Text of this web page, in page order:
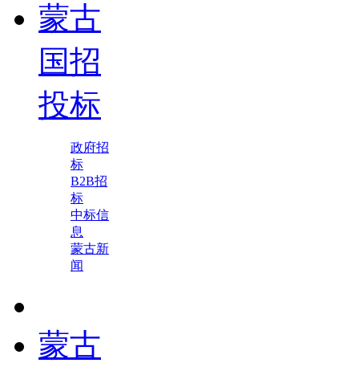
蒙古
国招
投标
政府招
标
B2B招
标
中标信
息
蒙古新
闻
蒙古